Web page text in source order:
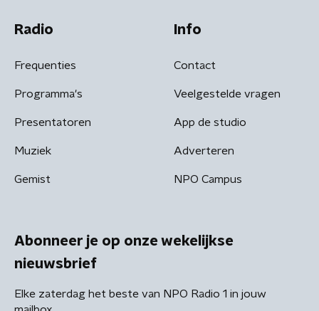
Radio
Frequenties
Programma's
Presentatoren
Muziek
Gemist
Info
Contact
Veelgestelde vragen
App de studio
Adverteren
NPO Campus
Abonneer je op onze wekelijkse
nieuwsbrief
Elke zaterdag het beste van NPO Radio 1 in jouw